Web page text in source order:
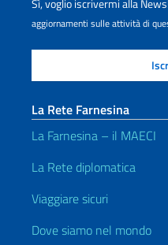
Sì, voglio iscrivermi alla
aggiornamenti sulle attività di
La Rete Farnesina
La Farnesina – il MAECI
La Rete diplomatica
Viaggiare sicuri
Dove siamo nel mondo